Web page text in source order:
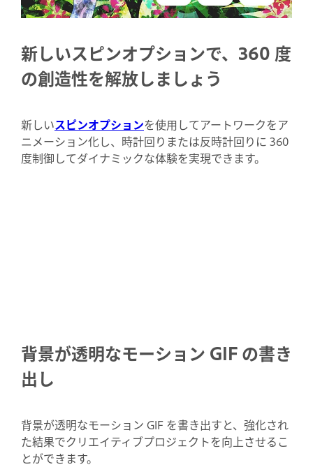
新しいスピンオプションで、360 度
の創造性を解放しましょう
新しいスピンオプションを使用してアートワークをア
ニメーション化し、時計回りまたは反時計回りに 360
度制御してダイナミックな体験を実現できます。
背景が透明なモーション GIF の書き
出し
背景が透明なモーション GIF を書き出すと、強化され
た結果でクリエイティブプロジェクトを向上させるこ
とができます。